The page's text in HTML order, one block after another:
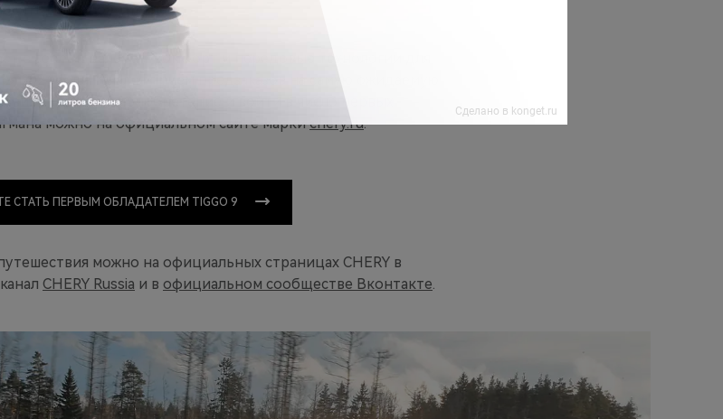
северное сияние.
в себе идеальный комфорт и передовые технологии для
2024 года начался приём предзаказов на самую ожидаемую
заявку на приобретение и войти в число первых
можно на официальном сайте маркиchery.ru.
СТАТЬ ПЕРВЫМ ОБЛАДАТЕЛЕМ TIGGO 9
можно на официальных страницах CHERY в
CHERY Russia и в официальном сообществе Вконтакте.